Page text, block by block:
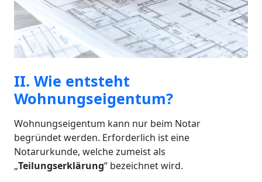
II. Wie entsteht
Wohnungseigentum?
Wohnungseigentum kann nur beim Notar
begründet werden. Erforderlich ist eine
Notarurkunde, welche zumeist als
„Teilungserklärung“ bezeichnet wird.